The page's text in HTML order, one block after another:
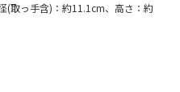
(取っ手含)：約11.1cm、高さ：約